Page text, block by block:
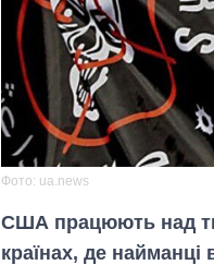
Фото: ua.news
США працюють над
країнах, де найманці